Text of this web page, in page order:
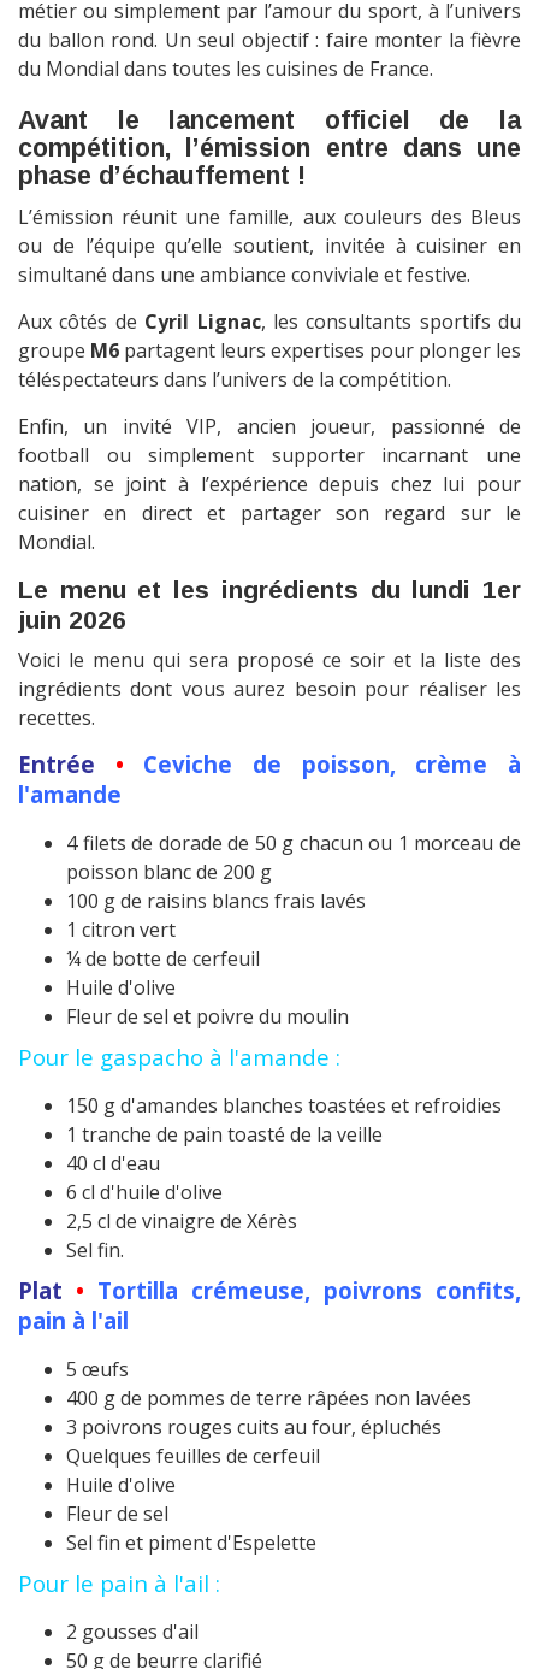
métier ou simplement par l’amour du sport, à l’univers
du ballon rond. Un seul objectif : faire monter la fièvre
du Mondial dans toutes les cuisines de France.
Avant le lancement officiel de la
compétition, l’émission entre dans une
phase d’échauffement !
L’émission réunit une famille, aux couleurs des Bleus
ou de l’équipe qu’elle soutient, invitée à cuisiner en
simultané dans une ambiance conviviale et festive.
Aux côtés de Cyril Lignac, les consultants sportifs du
groupe M6 partagent leurs expertises pour plonger les
téléspectateurs dans l’univers de la compétition.
Enfin, un invité VIP, ancien joueur, passionné de
football ou simplement supporter incarnant une
nation, se joint à l’expérience depuis chez lui pour
cuisiner en direct et partager son regard sur le
Mondial.
Le menu et les ingrédients du lundi 1er
juin 2026
Voici le menu qui sera proposé ce soir et la liste des
ingrédients dont vous aurez besoin pour réaliser les
recettes.
Entrée •
Ceviche de poisson, crème à
l'amande
4 filets de dorade de 50 g chacun ou 1 morceau de
poisson blanc de 200 g
100 g de raisins blancs frais lavés
1 citron vert
¼ de botte de cerfeuil
Huile d'olive
Fleur de sel et poivre du moulin
Pour le gaspacho à l'amande :
150 g d'amandes blanches toastées et refroidies
1 tranche de pain toasté de la veille
40 cl d'eau
6 cl d'huile d'olive
2,5 cl de vinaigre de Xérès
Sel fin.
Plat • Tortilla crémeuse, poivrons confits,
pain à l'ail
5 œufs
400 g de pommes de terre râpées non lavées
3 poivrons rouges cuits au four, épluchés
Quelques feuilles de cerfeuil
Huile d'olive
Fleur de sel
Sel fin et piment d'Espelette
Pour le pain à l'ail :
2 gousses d'ail
50 g de beurre clarifié